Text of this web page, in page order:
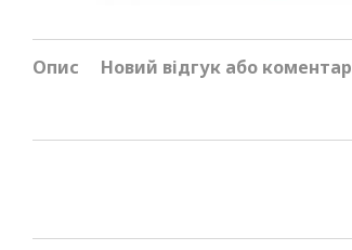
Опис Новий відгук або коментар